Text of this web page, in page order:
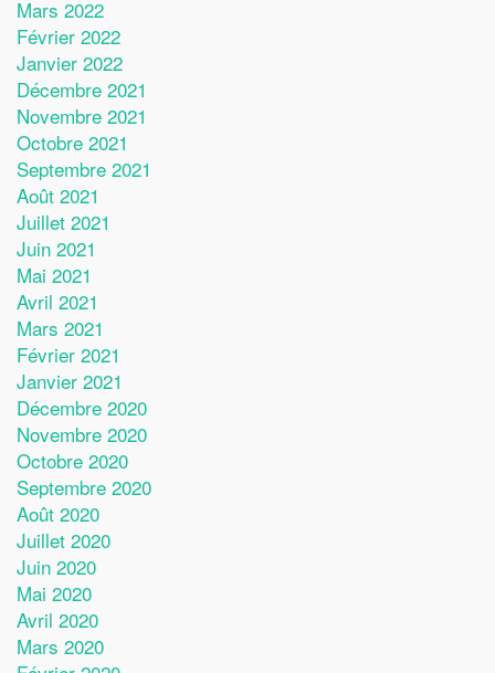
Mars 2022
Février 2022
Janvier 2022
Décembre 2021
Novembre 2021
Octobre 2021
Septembre 2021
Août 2021
Juillet 2021
Juin 2021
Mai 2021
Avril 2021
Mars 2021
Février 2021
Janvier 2021
Décembre 2020
Novembre 2020
Octobre 2020
Septembre 2020
Août 2020
Juillet 2020
Juin 2020
Mai 2020
Avril 2020
Mars 2020